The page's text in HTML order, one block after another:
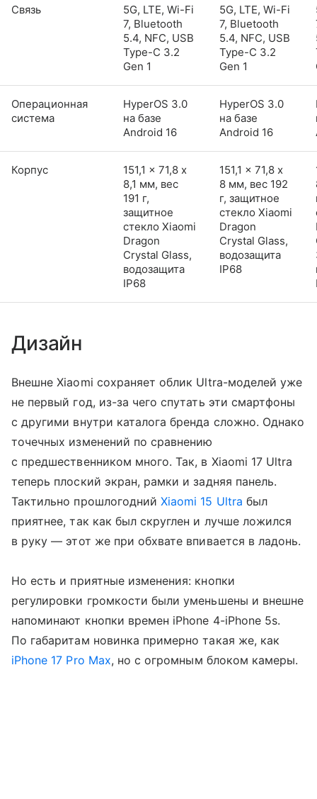
Связь
5G, LTE, Wi-Fi
7, Bluetooth
5.4, NFC, USB
Type-C 3.2
Gen 1
5G, LTE, Wi-Fi
7, Bluetooth
5.4, NFC, USB
Type-C 3.2
Gen 1
Операционная
система
HyperOS 3.0
на базе
Android 16
HyperOS 3.0
на базе
Android 16
Корпус
151,1 x 71,8 x
8,1 мм, вес
191 г,
защитное
стекло Xiaomi
Dragon
Crystal Glass,
водозащита
IP68
151,1 x 71,8 x
8 мм, вес 192
г, защитное
стекло Xiaomi
Dragon
Crystal Glass,
водозащита
IP68
Дизайн
Внешне Xiaomi сохраняет облик Ultra-моделей уже
не первый год, из-за чего спутать эти смартфоны
с другими внутри каталога бренда сложно. Однако
точечных изменений по сравнению
с предшественником много. Так, в Xiaomi 17 Ultra
теперь плоский экран, рамки и задняя панель.
Тактильно прошлогоднийXiaomi 15 Ultra был
приятнее, так как был скруглен и лучше ложился
в руку — этот же при обхвате впивается в ладонь.
Но есть и приятные изменения: кнопки
регулировки громкости были уменьшены и внешне
напоминают кнопки времен iPhone 4-iPhone 5s.
По габаритам новинка примерно такая же, как
iPhone 17 Pro Max, но с огромным блоком камеры.